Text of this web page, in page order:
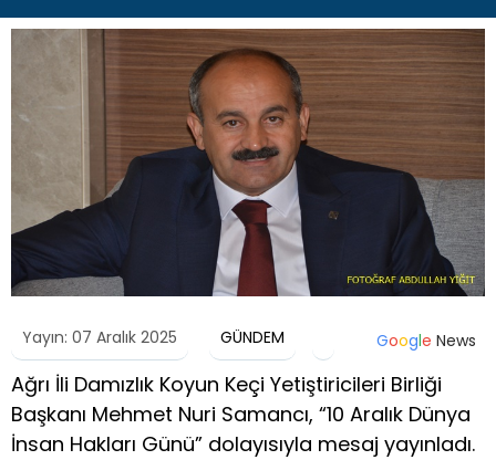
Yayın: 07 Aralık 2025 GÜNDEM Google News
Ağrı İli Damızlık Koyun Keçi Yetiştiricileri Birliği
Başkanı Mehmet Nuri Samancı, “10 Aralık Dünya
İnsan Hakları Günü” dolayısıyla mesaj yayınladı.